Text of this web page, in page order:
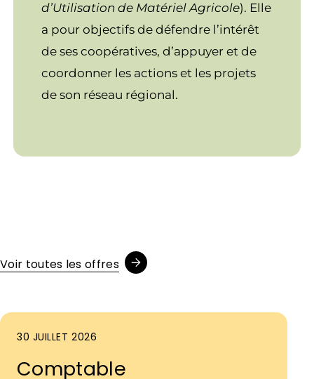
d’Utilisation de Matériel Agricole). Elle
a pour objectifs de défendre l’intérêt
de ses coopératives, d’appuyer et de
coordonner les actions et les projets
de son réseau régional.
Voir toutes les offres
30 JUILLET 2026
Comptable